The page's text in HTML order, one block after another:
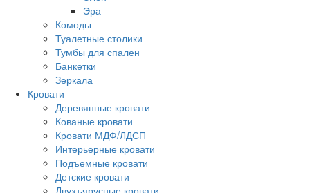
Эра
Комоды
Туалетные столики
Тумбы для спален
Банкетки
Зеркала
Кровати
Деревянные кровати
Кованые кровати
Кровати МДФ/ЛДСП
Интерьерные кровати
Подъемные кровати
Детские кровати